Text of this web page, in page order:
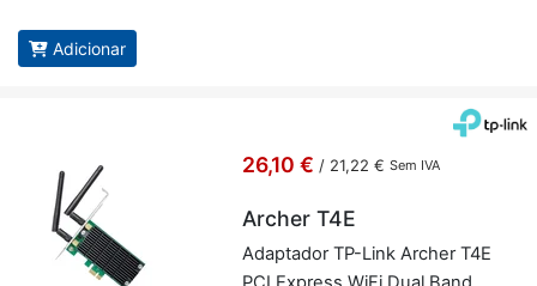
Adicionar
26,10 € / 21,22 € Sem IVA
Archer T4E
Adap­tador TP-Link Ar­cher T4E